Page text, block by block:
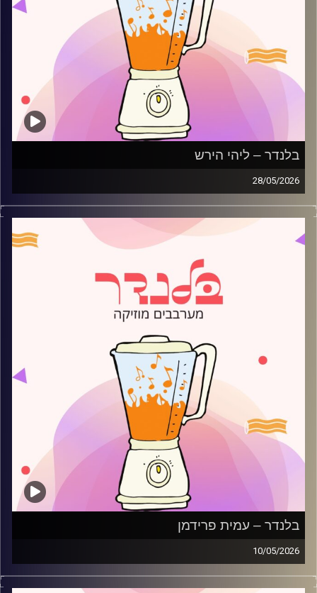
בלנדר – ליהי הירש
28/05/2026
מוזיקה רגועה לפתוח איתה את הבוקר בהגשת ליהי הירש
קרדיט תמונות:
AudioVersity
בלנדר – עמית פרידמן
10/05/2026
מוזיקה רגועה לפתוח איתה את הבוקר בהגשת עמית פרידמן